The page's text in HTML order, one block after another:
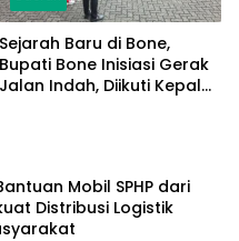
Sejarah Baru di Bone,
Bupati Bone Inisiasi Gerak
Jalan Indah, Diikuti Kepala
Mobil SPHP dari
Distribusi Logistik